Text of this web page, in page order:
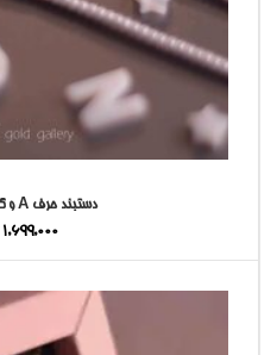
دستبند حرف A و گوی البرنادو طلا
1,699,000